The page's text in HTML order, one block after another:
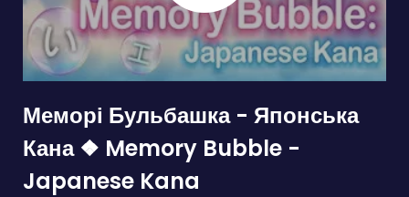
Меморі Бульбашка - Японська
Кана ❖ Memory Bubble -
Japanese Kana